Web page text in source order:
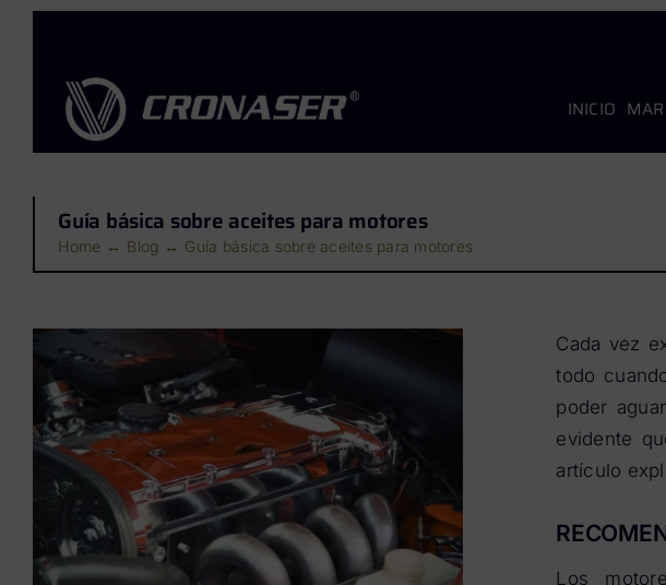
Saltar
contenido
INICIO
Guía básica sobre aceites para motores
Home Blog Guía básica sobre aceites para motores
Cada vez
todo
poder
evidente
artículo
Los